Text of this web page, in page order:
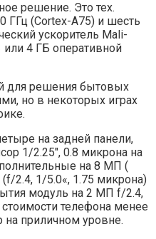
решение. Это тех.
ГГц (Cortex-A75) и шесть
ускоритель Mali-
или 4 ГБ оперативной
для решения бытовых
но в некоторых играх
на задней панели,
1/2.25″, 0.8 микрона на
на 8 МП (
2.4, 1/5.0«, 1.75 микрона)
модуль на 2 МП f/2.4,
телефона менее
на приличном уровне.